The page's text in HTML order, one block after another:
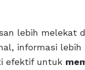
lebih melekat
informasi
efektif untuk